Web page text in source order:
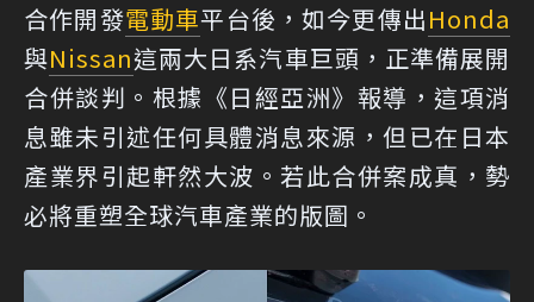
合作開發電動車平台後，如今更傳出Honda
與Nissan這兩大日系汽車巨頭，正準備展開
合併談判。根據《日經亞洲》報導，這項消
息雖未引述任何具體消息來源，但已在日本
產業界引起軒然大波。若此合併案成真，勢
必將重塑全球汽車產業的版圖。